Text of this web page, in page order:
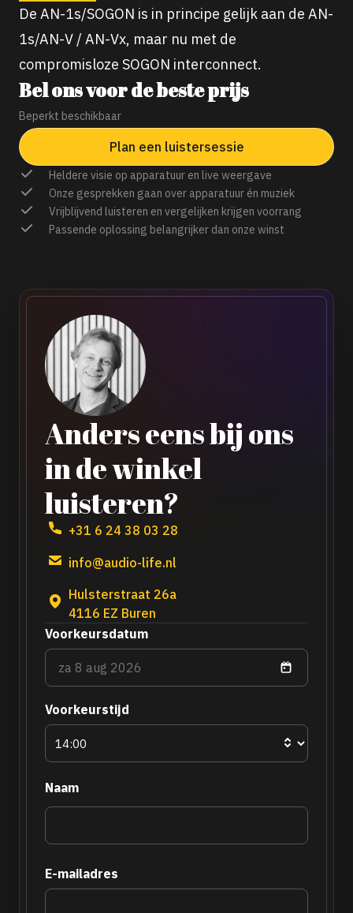
De AN-1s/SOGON is in principe gelijk aan de AN-
1s/AN-V / AN-Vx, maar nu met de
compromisloze SOGON interconnect.
Bel ons voor de beste prijs
Beperkt beschikbaar
Plan een luistersessie
Heldere visie op apparatuur en live weergave
Onze gesprekken gaan over apparatuur én muziek
Vrijblijvend luisteren en vergelijken krijgen voorrang
Passende oplossing belangrijker dan onze winst
Anders eens bij ons
in de winkel
luisteren?
+31 6 24 38 03 28
info@audio-life.nl
Hulsterstraat 26a
4116 EZ Buren
Voorkeursdatum
Voorkeurstijd
Naam
E-mailadres